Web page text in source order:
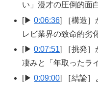
い」漫才の圧倒的面
[▶0:06:36] ［構造］
レビ業界の致命的劣
[▶0:07:51] ［挑発］
凄みと「年取ったラ
[▶0:09:00] ［結論］